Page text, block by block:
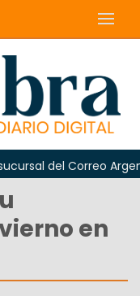
del Correo Argentino
en